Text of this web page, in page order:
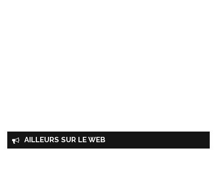
AILLEURS SUR LE WEB